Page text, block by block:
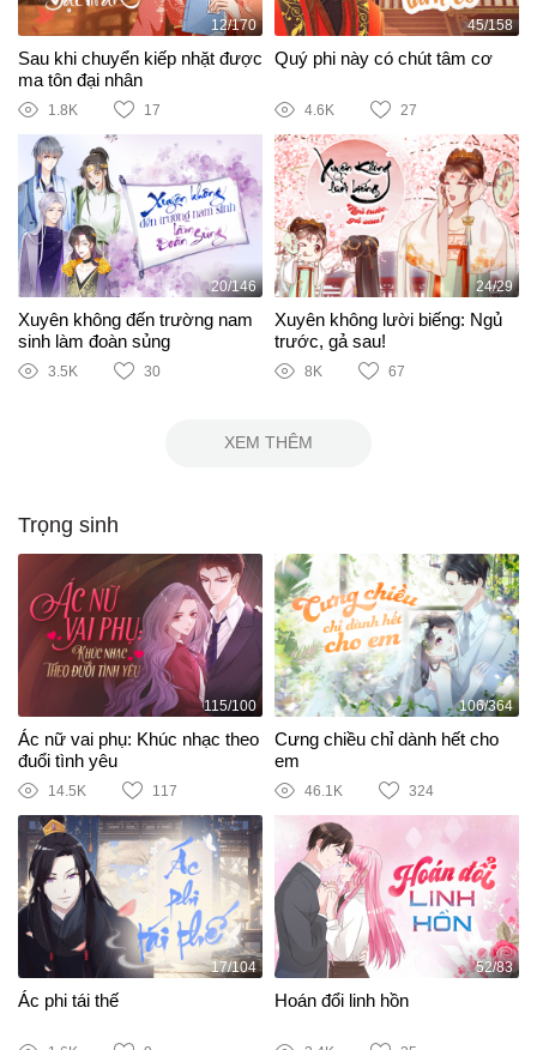
12/170
Sau khi chuyển kiếp nhặt được
ma tôn đại nhân
1.8K 17
45/158
Quý phi này có chút tâm cơ
4.6K 27
20/146
Xuyên không đến trường nam
sinh làm đoàn sủng
3.5K 30
24/29
Xuyên không lười biếng: Ngủ
trước, gả sau!
8K 67
XEM THÊM
Trọng sinh
115/100
Ác nữ vai phụ: Khúc nhạc theo
đuổi tình yêu
14.5K 117
106/364
Cưng chiều chỉ dành hết cho
em
46.1K 324
17/104
Ác phi tái thế
52/83
Hoán đổi linh hồn